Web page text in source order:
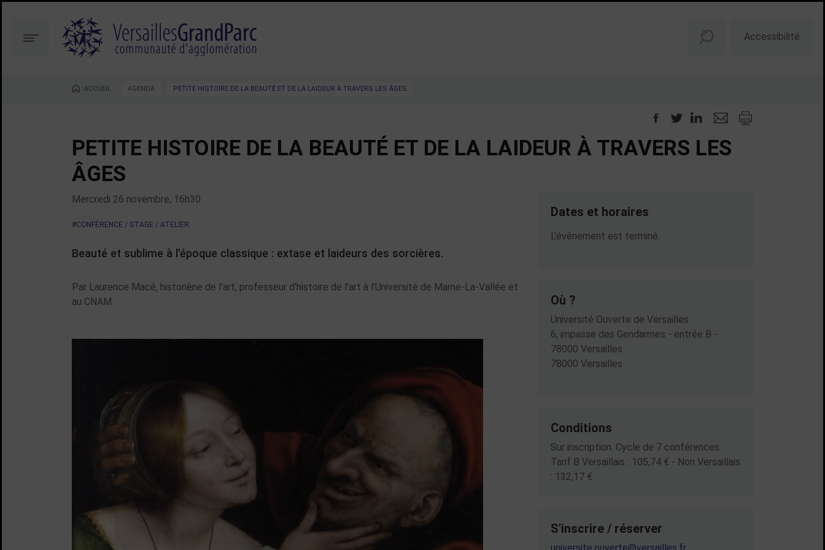
contenu
la
recherche
Menu Accessibilité
Vous êtes ici :
ACCUEIL AGENDA PETITE HISTOIRE DE LA BEAUTÉ ET DE LA LAIDEUR À TRAVERS LES ÂGES
PETITE HISTOIRE DE LA BEAUTÉ ET DE LA LAIDEUR À TRAVERS LES
ÂGES
Mercredi 26 novembre, 16h30
#CONFÉRENCE / STAGE / ATELIER
Beauté et sublime à l'époque classique : extase et laideurs des sorcières.
Par Laurence Macé, historiène de l'art, professeur d'histoire de l'art à l'Université de Marne-La-Vallée et
au CNAM.
Dates et horaires
Dates en cours
L'événement est terminé.
Où ?
Université Ouverte de Versailles
6, impasse des Gendarmes - entrée B -
78000 Versailles
78000 Versailles
Conditions
Sur inscription. Cycle de 7 conférences
Tarif B Versaillais : 105,74 € - Non Versaillais
: 132,17 €
S'inscrire / réserver